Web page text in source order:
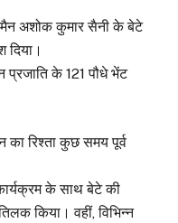
अशोक कुमार सैनी के बेटे
प्रजाति के 121 पौधे भेंट
रिश्ता कुछ समय पूर्व
के साथ बेटे की
किया। वहीं, विभिन्न